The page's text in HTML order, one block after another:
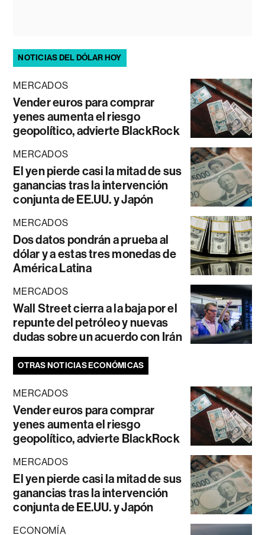
NOTICIAS DEL DÓLAR HOY
MERCADOS
Vender euros para comprar
yenes aumenta el riesgo
geopolítico, advierte BlackRock
MERCADOS
El yen pierde casi la mitad de sus
ganancias tras la intervención
conjunta de EE.UU. y Japón
MERCADOS
Dos datos pondrán a prueba al
dólar y a estas tres monedas de
América Latina
MERCADOS
Wall Street cierra a la baja por el
repunte del petróleo y nuevas
dudas sobre un acuerdo con Irán
OTRAS NOTICIAS ECONÓMICAS
MERCADOS
Vender euros para comprar
yenes aumenta el riesgo
geopolítico, advierte BlackRock
MERCADOS
El yen pierde casi la mitad de sus
ganancias tras la intervención
conjunta de EE.UU. y Japón
ECONOMÍA